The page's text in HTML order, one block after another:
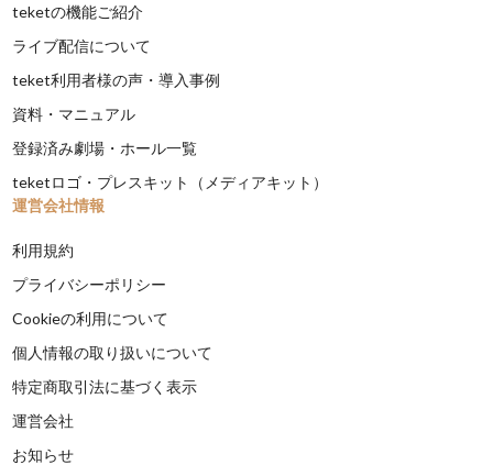
teketの機能ご紹介
ライブ配信について
teket利用者様の声・導入事例
資料・マニュアル
登録済み劇場・ホール一覧
teketロゴ・プレスキット（メディアキット）
運営会社情報
利用規約
プライバシーポリシー
Cookieの利用について
個人情報の取り扱いについて
特定商取引法に基づく表示
運営会社
お知らせ